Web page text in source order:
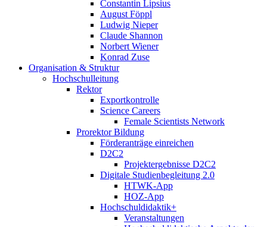
Constantin Lipsius
August Föppl
Ludwig Nieper
Claude Shannon
Norbert Wiener
Konrad Zuse
Organisation & Struktur
Hochschulleitung
Rektor
Exportkontrolle
Science Careers
Female Scientists Network
Prorektor Bildung
Förderanträge einreichen
D2C2
Projektergebnisse D2C2
Digitale Studienbegleitung 2.0
HTWK-App
HOZ-App
Hochschuldidaktik+
Veranstaltungen